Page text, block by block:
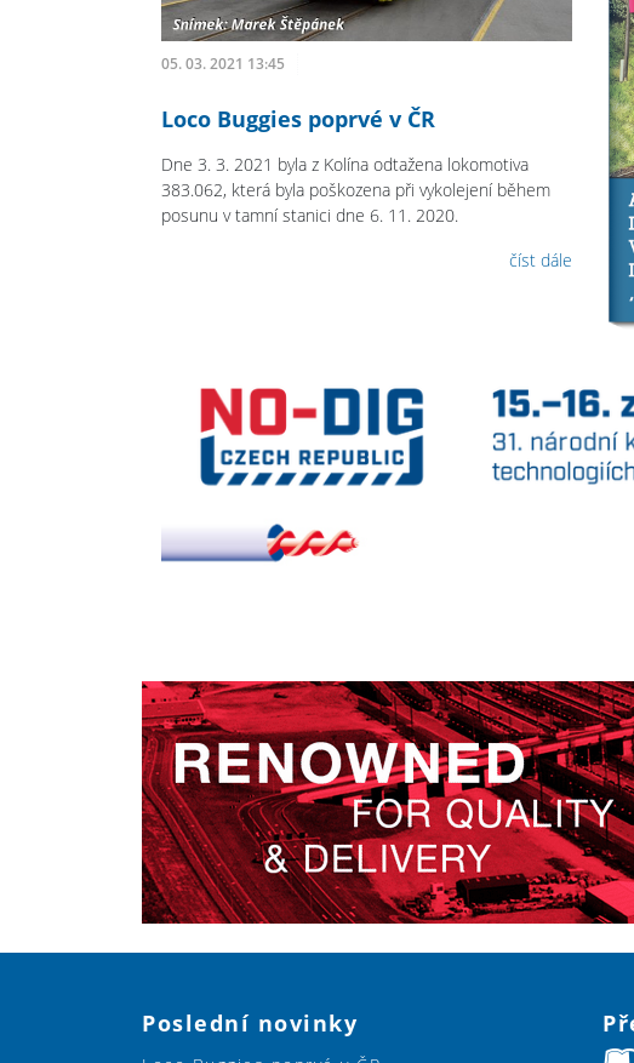
05. 03. 2021 13:45
Loco Buggies poprvé v ČR
Dne 3. 3. 2021 byla z Kolína odtažena lokomotiva
383.062, která byla poškozena při vykolejení během
posunu v tamní stanici dne 6. 11. 2020.
číst dále
Poslední novinky